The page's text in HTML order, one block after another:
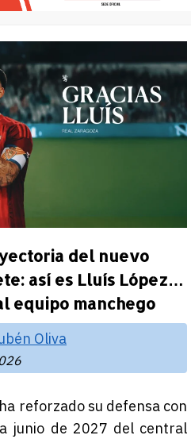
del nuevo
así es Lluís López…
equipo manchego
Oliva
reforzado su defensa con
junio de 2027 del central